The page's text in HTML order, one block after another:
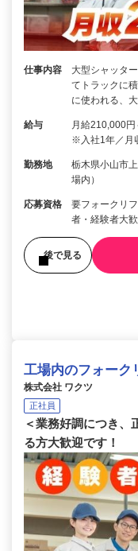
仕事内容
大型シャッタ
てトラックに
に使われる、
給与
月給210,000
※入社1年／月
勤務地
栃木県小山市
場内）
応募資格
要フォークリ
者・経験者大
後で見る
工場内のフォーク
株式会社 ワクツ
正社員
＜業務好調につき、
る方大歓迎です！